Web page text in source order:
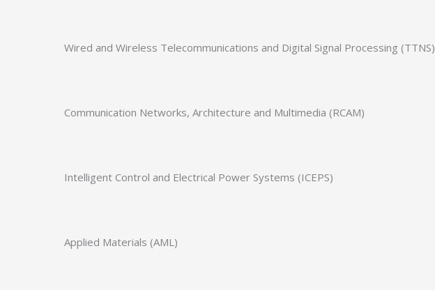
Wired and Wireless Telecommunications and Digital Signal Processing (TTNS)
Communication Networks, Architecture and Multimedia (RCAM)
Intelligent Control and Electrical Power Systems (ICEPS)
Applied Materials (AML)